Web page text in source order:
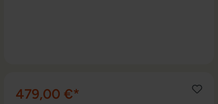
479,00 €*